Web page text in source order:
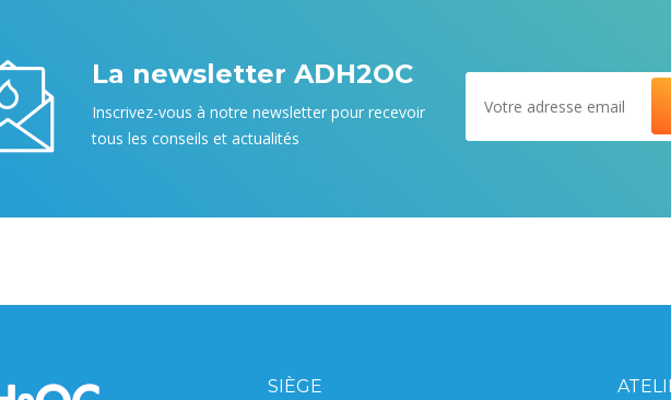
La newsletter ADH2OC
Inscrivez-vous à notre newsletter pour recevoir
tous les conseils et actualités
SIÈGE